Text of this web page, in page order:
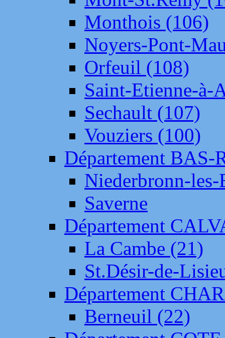
Monthois (106)
Noyers-Pont-
Orfeuil (108)
Saint-Etienne-à-
Sechault (107)
Vouziers (100)
Département BAS-
Niederbronn-
Saverne
Département
La Cambe (21)
St.Désir-de-
Département
Berneuil (22)